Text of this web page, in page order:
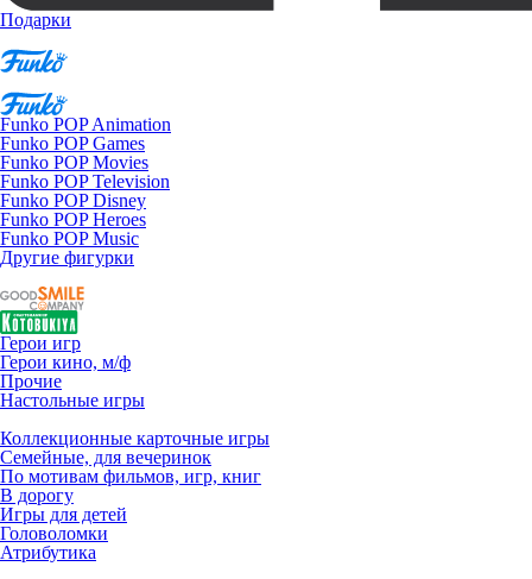
Подарки
Funko POP Animation
Funko POP Games
Funko POP Movies
Funko POP Television
Funko POP Disney
Funko POP Heroes
Funko POP Music
Другие фигурки
Герои игр
Герои кино, м/ф
Прочие
Настольные игры
Коллекционные карточные игры
Семейные, для вечеринок
По мотивам фильмов, игр, книг
В дорогу
Игры для детей
Головоломки
Атрибутика